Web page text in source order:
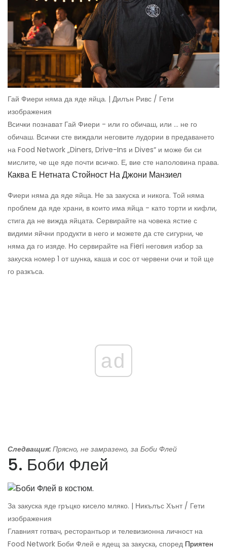
Гай Фиери няма да яде яйца. | Дилън Ривс / Гети
изображения
Всички познават Гай Фиери - или го обичаш, или ... не го
обичаш. Всички сте виждали неговите лудории в предаването
на Food Network „Diners, Drive-Ins и Dives“ и може би си
мислите, че ще яде почти всичко. Е, вие сте наполовина права.
Каква Е Нетната Стойност На Джони Манзиел
Фиери няма да яде яйца. Не за закуска и никога. Той няма
проблем да яде храни, в които има яйца - като торти и кифли,
стига да не вижда яйцата. Сервирайте на човека ястие с
видими яйчни продукти в него и можете да сте сигурни, че
няма да го изяде. Но сервирайте на Fieri неговия избор за
закуска номер 1 от шунка, каша и сос от червени очи и той ще
го разкъса.
ad
Следващия: Прясно, не замразено, за Боби Флей
5. Боби Флей
За закуска яде гръцко кисело мляко. | Никълъс Хънт / Гети
изображения
Главният готвач, ресторантьор и телевизионна личност на
Food Network Боби Флей е ядещ за закуска, според Приятен